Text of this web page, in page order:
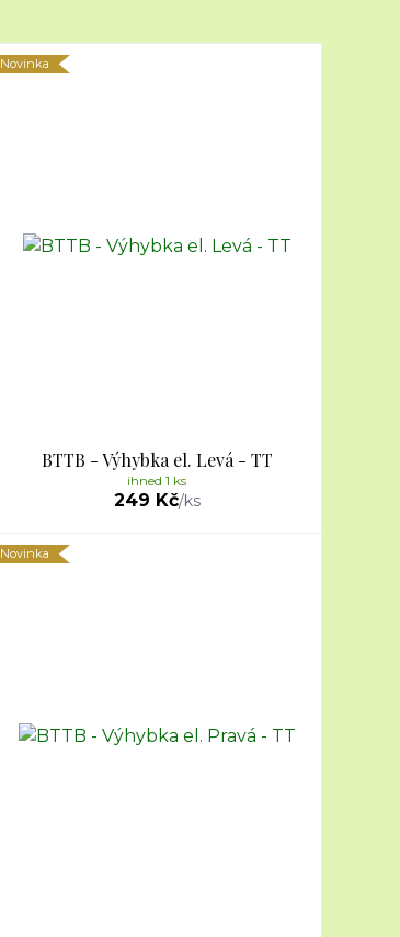
Novinka
BTTB - Výhybka el. Levá - TT
249 Kč/ks
ihned 1 ks
Novinka